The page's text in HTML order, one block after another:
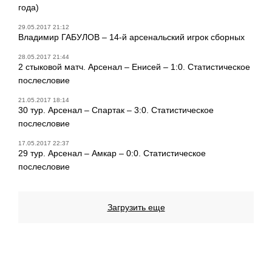
года)
29.05.2017 21:12
Владимир ГАБУЛОВ – 14-й арсенальский игрок сборных
28.05.2017 21:44
2 стыковой матч. Арсенал – Енисей – 1:0. Статистическое
послесловие
21.05.2017 18:14
30 тур. Арсенал – Спартак – 3:0. Статистическое
послесловие
17.05.2017 22:37
29 тур. Арсенал – Амкар – 0:0. Статистическое
послесловие
Загрузить еще